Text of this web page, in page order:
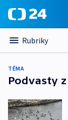
Rubriky
TÉMA
Podvasty